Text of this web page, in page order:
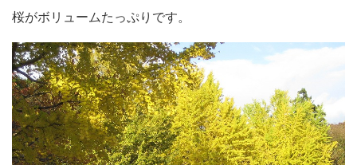
桜がボリュームたっぷりです。